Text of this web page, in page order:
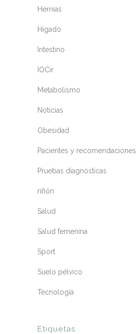
Hernias
Hígado
Intestino
IOCir
Metabolismo
Noticias
Obesidad
Pacientes y recomendaciones
Pruebas diagnósticas
riñón
Salud
Salud femenina
Sport
Suelo pélvico
Tecnología
Etiquetas